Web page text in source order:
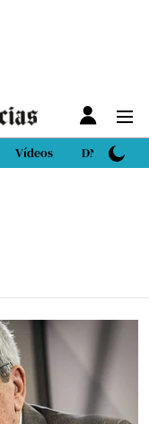
Vídeos DN Sport